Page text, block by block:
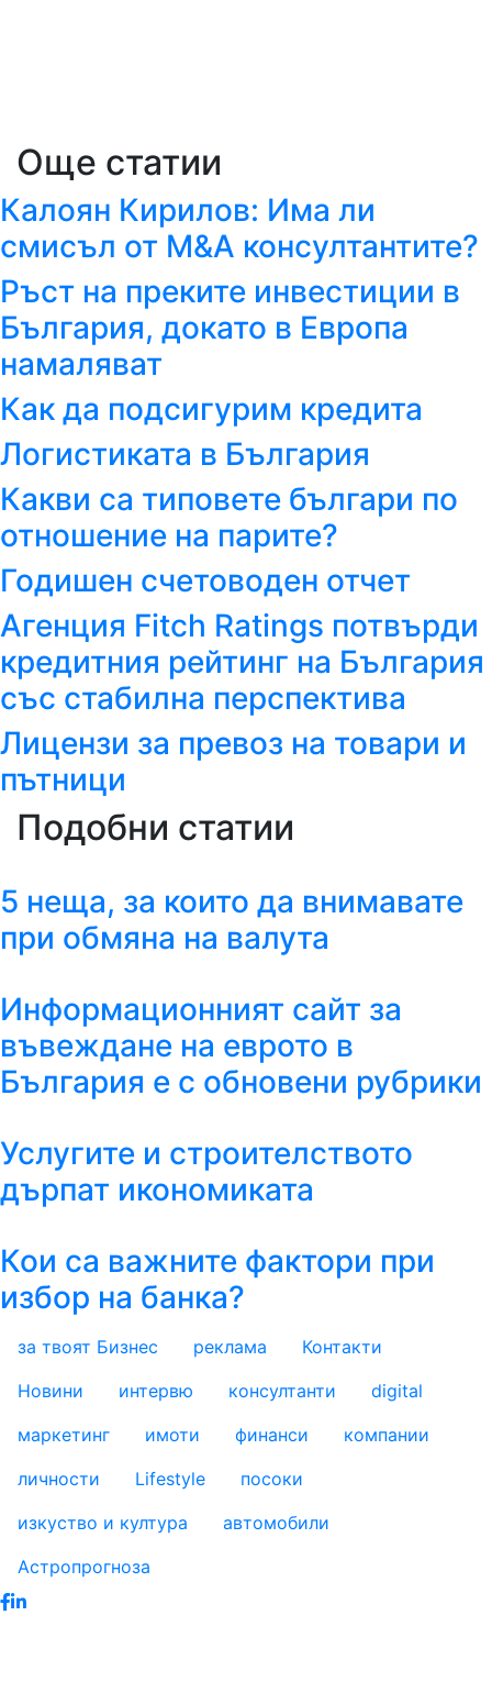
Още статии
Калоян Кирилов: Има ли
смисъл от M&A консултантите?
Ръст на преките инвестиции в
България, докато в Европа
намаляват
Как да подсигурим кредита
Логистиката в България
Какви са типовете българи по
отношение на парите?
Годишен счетоводен отчет
Агенция Fitch Ratings потвърди
кредитния рейтинг на България
със стабилна перспектива
Лицензи за превоз на товари и
пътници
Подобни статии
5 неща, за които да внимавате
при обмяна на валута
Информационният сайт за
въвеждане на еврото в
България е с обновени рубрики
Услугите и строителството
дърпат икономиката
Кои са важните фактори при
избор на банка?
за твоят Бизнес реклама Контакти
footer_statii
Новини интервю консултанти
digital
маркетинг
имоти финанси
компании
личности
Lifestyle
посоки
изкуство и култура
автомобили
Астропрогноза